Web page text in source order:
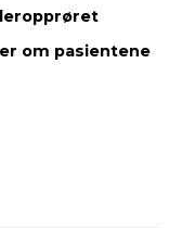
om pasientene